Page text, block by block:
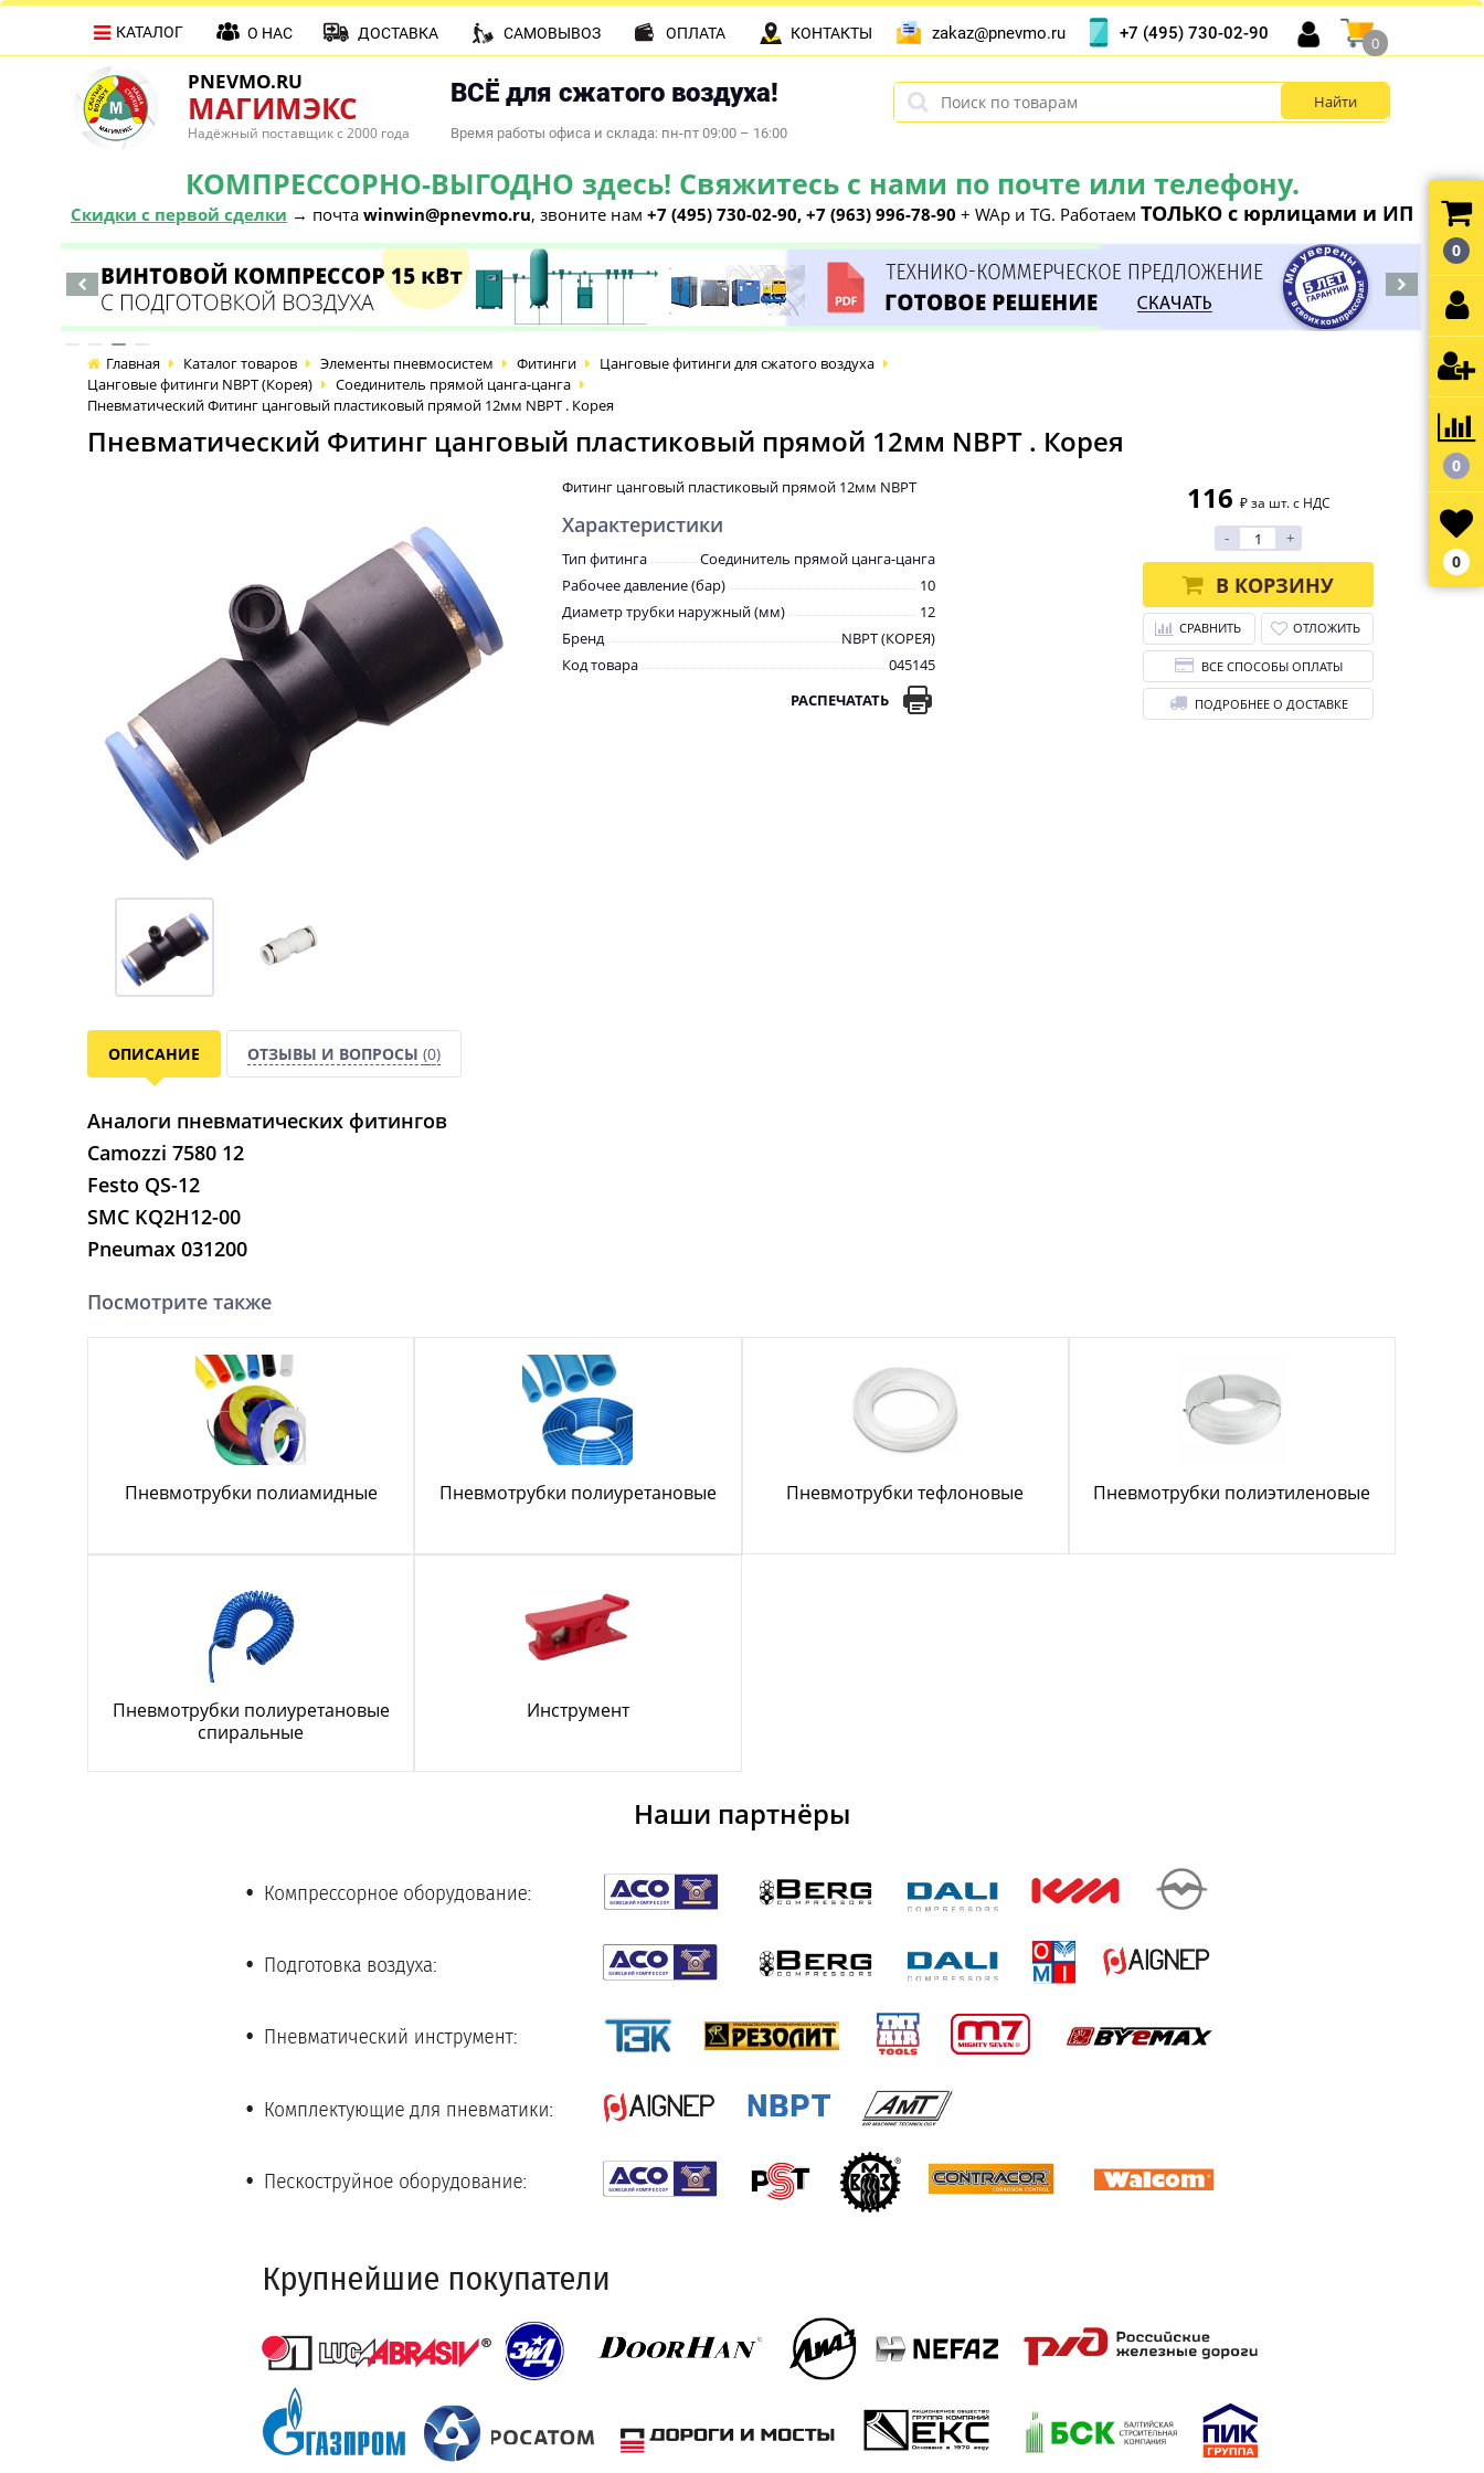
PNEVMO.RU
МАГИМЭКС
Надёжный поставщик с 2000 года
ВСЁ для сжатого воздуха!
Время работы офиса и склада: пн-пт 09:00 – 16:00
КОМПРЕССОРНО-ВЫГОДНО здесь! Свяжитесь с нами по почте или телефону.
Скидки с первой сделки → почта winwin@pnevmo.ru, звоните нам +7 (495) 730-02-90, +7 (963) 996-78-90 + WAp и TG. Работаем ТОЛЬКО с юрлицами и ИП
КАТАЛОГ О НАС ДОСТАВКА САМОВЫВОЗ ОПЛАТА КОНТАКТЫ zakaz@pnevmo.ru +7 (495) 730-02-90
0
Главная Каталог товаров Элементы пневмосистем Фитинги
Цанговые фитинги для сжатого воздуха
Цанговые фитинги NBPT (Корея)
Соединитель прямой цанга-цанга
Пневматический Фитинг цанговый пластиковый прямой 12мм NBPT . Корея
Пневматический Фитинг цанговый пластиковый прямой 12мм NBPT . Корея
Фитинг цанговый пластиковый прямой 12мм NBPT
Характеристики
Тип фитинга
Соединитель прямой цанга-цанга
Рабочее давление (бар)
10
Диаметр трубки наружный (мм)
12
Бренд
NBPT (КОРЕЯ)
Код товара
045145
РАСПЕЧАТАТЬ
116 ₽ за шт. с НДС
- +
В КОРЗИНУ
СРАВНИТЬ ОТЛОЖИТЬ
ВСЕ СПОСОБЫ ОПЛАТЫ
ПОДРОБНЕЕ О ДОСТАВКЕ
ОПИСАНИЕ ОТЗЫВЫ И ВОПРОСЫ (0)
Аналоги пневматических фитингов
Camozzi 7580 12
Festo QS-12
SMC KQ2H12-00
Pneumax 031200
Посмотрите также
Пневмотрубки полиамидные Пневмотрубки полиуретановые Пневмотрубки тефлоновые Пневмотрубки полиэтиленовые
Пневмотрубки полиуретановые
спиральные
Инструмент
Наши партнёры
0
0
0